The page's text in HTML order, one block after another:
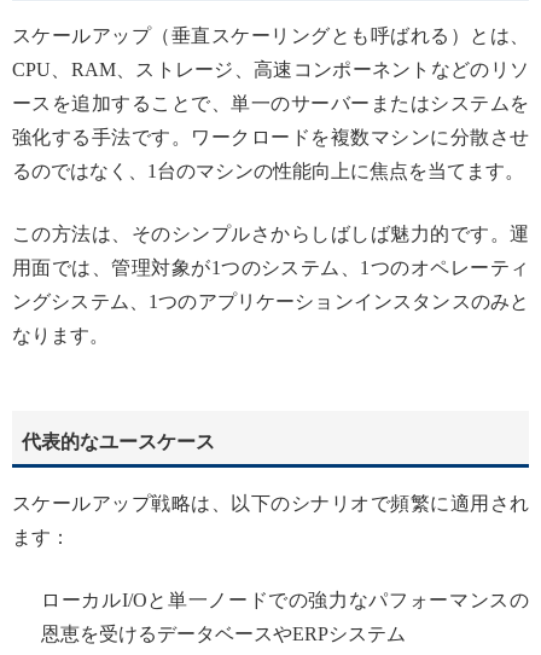
スケールアップ（垂直スケーリングとも呼ばれる）とは、
CPU、RAM、ストレージ、高速コンポーネントなどのリソ
ースを追加することで、単一のサーバーまたはシステムを
強化する手法です。ワークロードを複数マシンに分散させ
るのではなく、1台のマシンの性能向上に焦点を当てます。
この方法は、そのシンプルさからしばしば魅力的です。運
用面では、管理対象が1つのシステム、1つのオペレーティ
ングシステム、1つのアプリケーションインスタンスのみと
なります。
代表的なユースケース
スケールアップ戦略は、以下のシナリオで頻繁に適用され
ます：
ローカルI/Oと単一ノードでの強力なパフォーマンスの
恩恵を受けるデータベースやERPシステム